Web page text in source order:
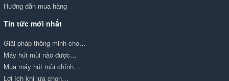
Hướng dẫn mua hàng
Tin tức mới nhất
Giải pháp thông minh cho…
Máy hút mùi nào được…
Mua máy hút mùi chính…
Lợi ích khi lựa chọn…